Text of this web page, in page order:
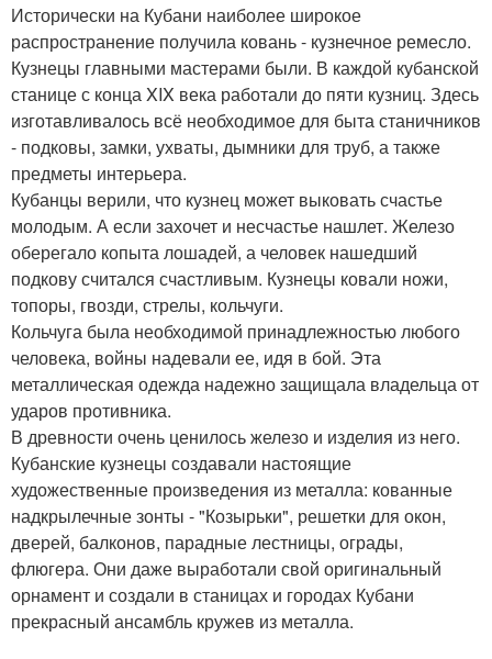
Исторически на Кубани наиболее широкое
распространение получила ковань - кузнечное ремесло.
Кузнецы главными мастерами были. В каждой кубанской
станице с конца XIX века работали до пяти кузниц. Здесь
изготавливалось всё необходимое для быта станичников
- подковы, замки, ухваты, дымники для труб, а также
предметы интерьера.
Кубанцы верили, что кузнец может выковать счастье
молодым. А если захочет и несчастье нашлет. Железо
оберегало копыта лошадей, а человек нашедший
подкову считался счастливым. Кузнецы ковали ножи,
топоры, гвозди, стрелы, кольчуги.
Кольчуга была необходимой принадлежностью любого
человека, войны надевали ее, идя в бой. Эта
металлическая одежда надежно защищала владельца от
ударов противника.
В древности очень ценилось железо и изделия из него.
Кубанские кузнецы создавали настоящие
художественные произведения из металла: кованные
надкрылечные зонты - "Козырьки", решетки для окон,
дверей, балконов, парадные лестницы, ограды,
флюгера. Они даже выработали свой оригинальный
орнамент и создали в станицах и городах Кубани
прекрасный ансамбль кружев из металла.